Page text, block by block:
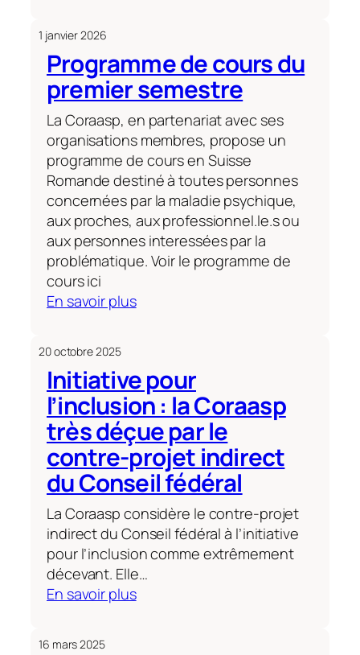
Horizon
8000:Yoann
Verdino
se
lancera
en
septembre
2026
dans
l’ascension
du
Oyu
le
13.07.2026.
1 janvier 2026
Programme de cours du
premier semestre
La Coraasp, en partenariat avec ses
organisations membres, propose un
programme de cours en Suisse
Romande destiné à toutes personnes
concernées par la maladie psychique,
aux proches, aux professionnel.le.s ou
aux personnes interessées par la
problématique. Voir le programme de
cours ici
En savoir plus:
du
premier
semestre
20 octobre 2025
Initiative pour
l’inclusion : la Coraasp
très déçue par le
contre-projet indirect
du Conseil fédéral
La Coraasp considère le contre-projet
indirect du Conseil fédéral à l’initiative
pour l’inclusion comme extrêmement
décevant. Elle…
En savoir plus:
16 mars 2025